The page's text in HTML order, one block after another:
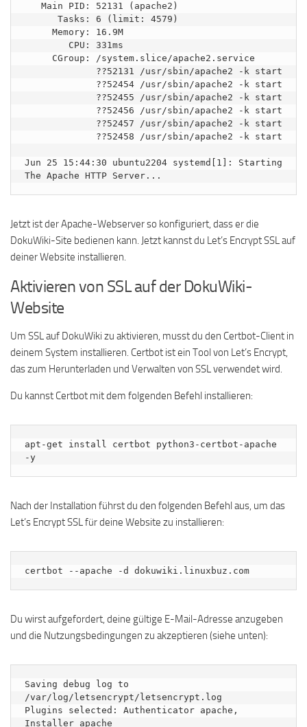
Jun 25 15:44:30 ubuntu2204 systemd[1]: Starting
Jetzt ist der Apache-Webserver so konfiguriert, dass er die
DokuWiki-Site bedienen kann. Jetzt kannst du Let’s Encrypt SSL auf
deiner Website installieren.
Aktivieren von SSL auf der DokuWiki-
Website
Um SSL auf DokuWiki zu aktivieren, musst du den Certbot-Client in
deinem System installieren. Certbot ist ein Tool von Let’s Encrypt,
das zum Herunterladen und Verwalten von SSL verwendet wird.
Du kannst Certbot mit dem folgenden Befehl installieren:
apt-get install certbot python3-certbot-apache
-y
Nach der Installation führst du den folgenden Befehl aus, um das
Let’s Encrypt SSL für deine Website zu installieren:
certbot --apache -d dokuwiki.linuxbuz.com
Du wirst aufgefordert, deine gültige E-Mail-Adresse anzugeben
und die Nutzungsbedingungen zu akzeptieren (siehe unten):
Saving debug log to
/var/log/letsencrypt/letsencrypt.log
Plugins selected: Authenticator apache,
Installer apache